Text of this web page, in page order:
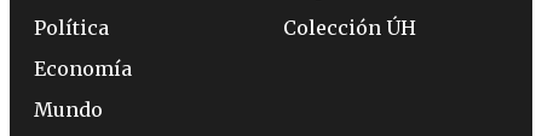
Política
Economía
Mundo
Colección ÚH